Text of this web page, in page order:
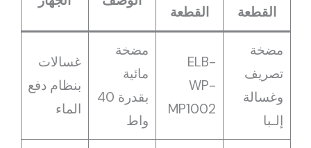
القطعة
القطعة
مضخة
تصريف
وغسالة
إلـبا
ELB-
WP-
MP1002
مضخة
مائية
بقدرة 40
واط
غسالات
بنظام دفع
الماء